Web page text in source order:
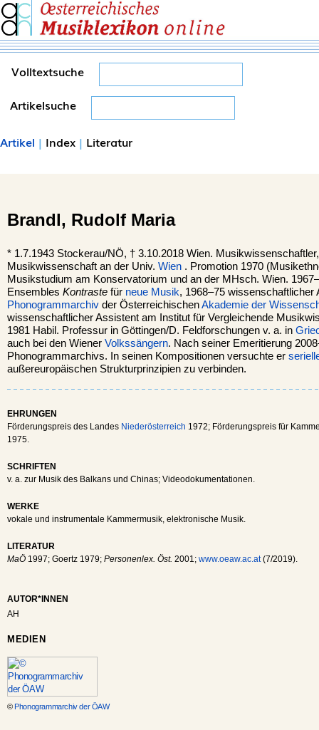
Volltextsuche
Artikelsuche
Artikel | Index | Literatur
Brandl, Rudolf Maria
* 1.7.1943 Stockerau/NÖ, † 3.10.2018 Wien.
Musikwissenschaft an der Univ. Wien . Promotion 1970
Musikstudium am Konservatorium und an der MHsch. Wien.
Ensembles Kontraste für neue Musik, 1968–75 wissenschaftlicher
Phonogrammarchiv der ÖsterreichischenAkademie der
wissenschaftlicher Assistent am Institut für Vergleichende
1981 Habil. Professur in Göttingen/D. Feldforschungen v. a. in
auch bei den Wiener Volkssängern. Nach seiner Emeritierung
Phonogrammarchivs. In seinen Kompositionen versuchte er
außereuropäischen Strukturprinzipien zu verbinden.
EHRUNGEN
Förderungspreis des Landes Niederösterreich 1972; Förderungspreis für
1975.
SCHRIFTEN
v. a. zur Musik des Balkans und Chinas; Videodokumentationen.
WERKE
vokale und instrumentale Kammermusik, elektronische Musik.
LITERATUR
MaÖ 1997; Goertz 1979; Personenlex. Öst. 2001; www.oeaw.ac.at(7/2019).
AUTOR*INNEN
AH
MEDIEN
©Phonogrammarchiv der ÖAW